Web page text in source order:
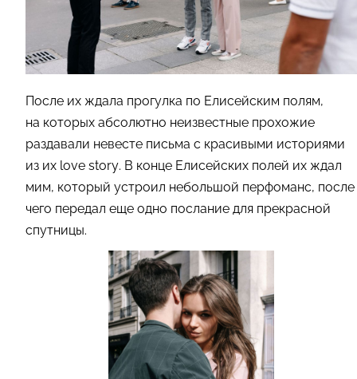
После их ждала прогулка по Елисейским полям,
на которых абсолютно неизвестные прохожие
раздавали невесте письма с красивыми историями
из их love story. В конце Елисейских полей их ждал
мим, который устроил небольшой перфоманс, после
чего передал еще одно послание для прекрасной
спутницы.